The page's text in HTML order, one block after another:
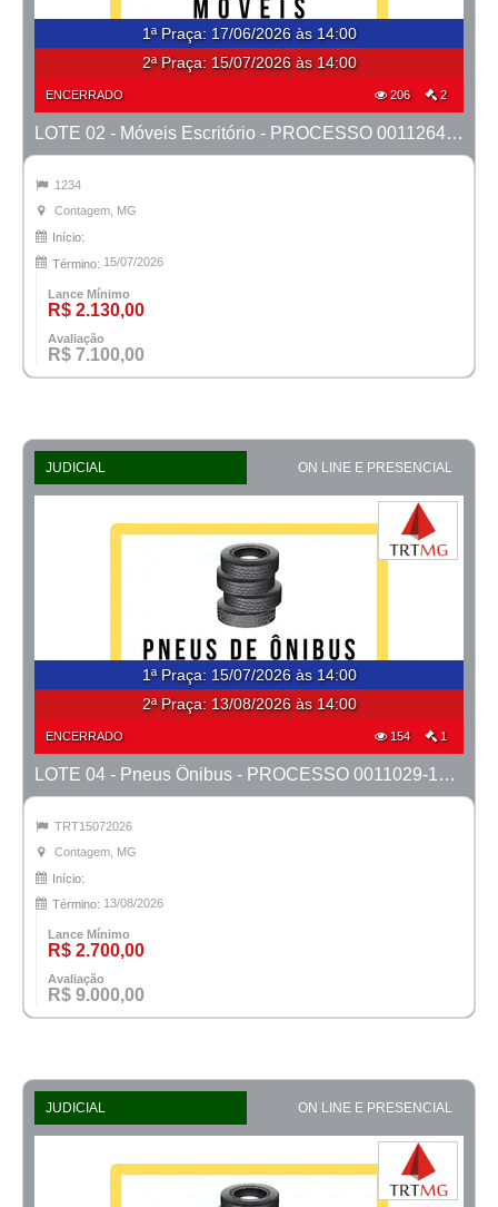
1ª Praça: 17/06/2026 às 14:00
2ª Praça: 15/07/2026 às 14:00
ENCERRADO 206 2
LOTE 02 - Móveis Escritório - PROCESSO 0011264-95.2023-6ª CONTAGEM
1234
Contagem, MG
Início:
Término: 15/07/2026
Lance Mínimo
R$ 2.130,00
Avaliação
R$ 7.100,00
JUDICIAL ON LINE E PRESENCIAL
1ª Praça: 15/07/2026 às 14:00
2ª Praça: 13/08/2026 às 14:00
ENCERRADO 154 1
LOTE 04 - Pneus Ônibus - PROCESSO 0011029-14.2024-1ª CONTAGEM
TRT15072026
Contagem, MG
Início:
Término: 13/08/2026
Lance Mínimo
R$ 2.700,00
Avaliação
R$ 9.000,00
JUDICIAL ON LINE E PRESENCIAL